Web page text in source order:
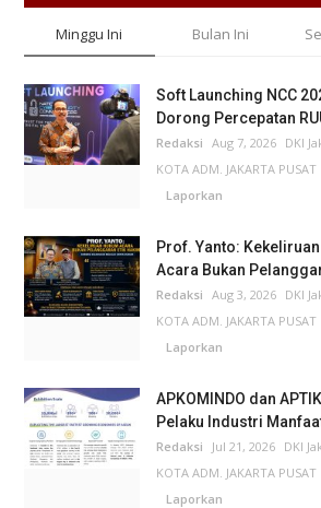
Minggu Ini Bulan Ini
Soft Launching NCC
Dorong Percepatan
Redaksi Aug 7, 2026 DKI
KOTA ADM. JAKARTA PUSAT
Laporkan
Prof. Yanto:
Acara Bukan
Redaksi Aug 3, 2026 DKI
KOTA ADM. JAKARTA PUSAT
Laporkan
APKOMINDO dan
Pelaku Industri
Redaksi Jul 21, 2026 DKI
KOTA ADM. JAKARTA PUSAT
Laporkan